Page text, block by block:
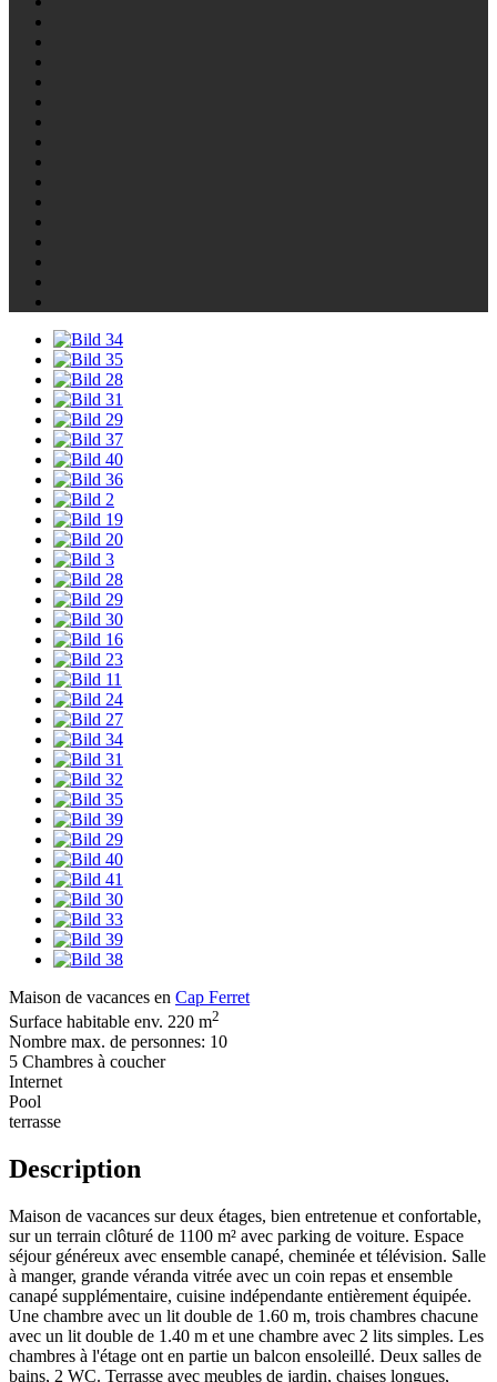
Maison de vacances en Cap Ferret
Surface habitable env. 220 m2
Nombre max. de personnes: 10
5 Chambres à coucher
Internet
Pool
terrasse
Description
Maison de vacances sur deux étages, bien entretenue et confortable,
sur un terrain clôturé de 1100 m² avec parking de voiture. Espace
séjour généreux avec ensemble canapé, cheminée et télévision. Salle
à manger, grande véranda vitrée avec un coin repas et ensemble
canapé supplémentaire, cuisine indépendante entièrement équipée.
Une chambre avec un lit double de 1.60 m, trois chambres chacune
avec un lit double de 1.40 m et une chambre avec 2 lits simples. Les
chambres à l'étage ont en partie un balcon ensoleillé. Deux salles de
bains, 2 WC. Terrasse avec meubles de jardin, chaises longues,